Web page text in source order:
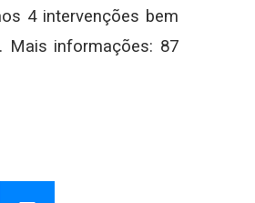
4 intervenções bem
Mais informações: 87